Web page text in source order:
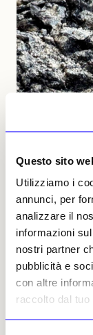
Questo sito
Utilizziamo i
annunci, per
analizzare il
informazioni
nostri partner
pubblicità e
con altre
raccolto dal
NEWS
Rinvenute a
del Primo
A renderne
sarebbe stato
effetto delle
incenerito
Vittorio Bertello